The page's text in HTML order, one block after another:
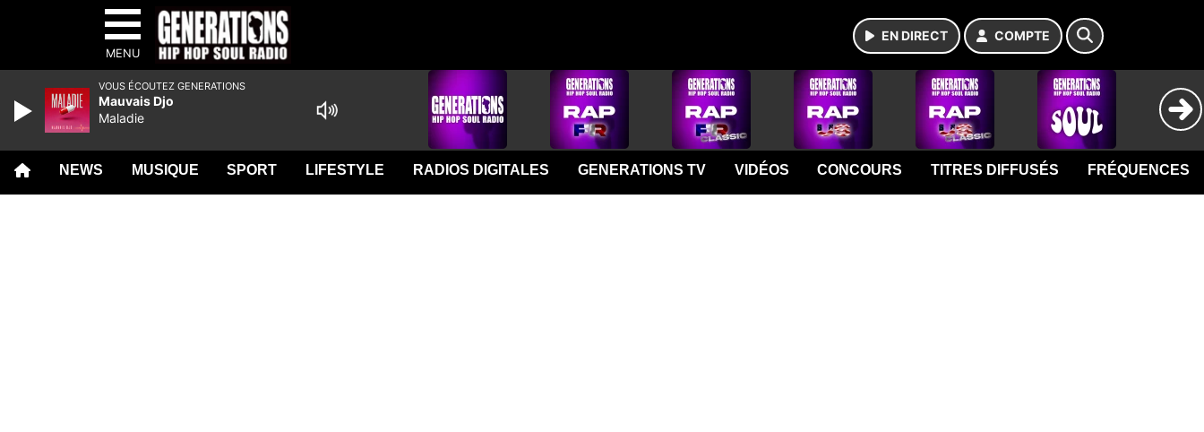
MENU
EN DIRECT COMPTE
NEWS MUSIQUE SPORT LIFESTYLE RADIOS DIGITALES GENERATIONS TV VIDÉOS CONCOURS TITRES DIFFUSÉS FRÉQUENCES
VOUS ÉCOUTEZ GENERATIONS
Mauvais Djo
Maladie